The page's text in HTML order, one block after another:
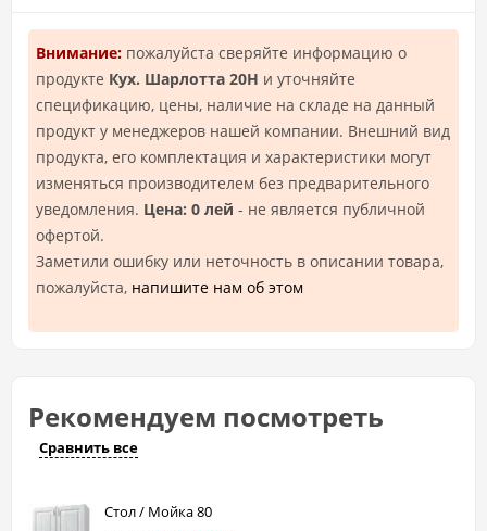
Внимание: пожалуйста сверяйте информацию о
продукте Кух. Шарлотта 20Н и уточняйте
спецификацию, цены, наличие на складе на данный
продукт у менеджеров нашей компании. Внешний вид
продукта, его комплектация и характеристики могут
изменяться производителем без предварительного
уведомления. Цена: 0 лей - не является публичной
офертой.
Заметили ошибку или неточность в описании товара,
пожалуйста, напишите нам об этом
Рекомендуем посмотреть
Сравнить все
Стол / Мойка 80